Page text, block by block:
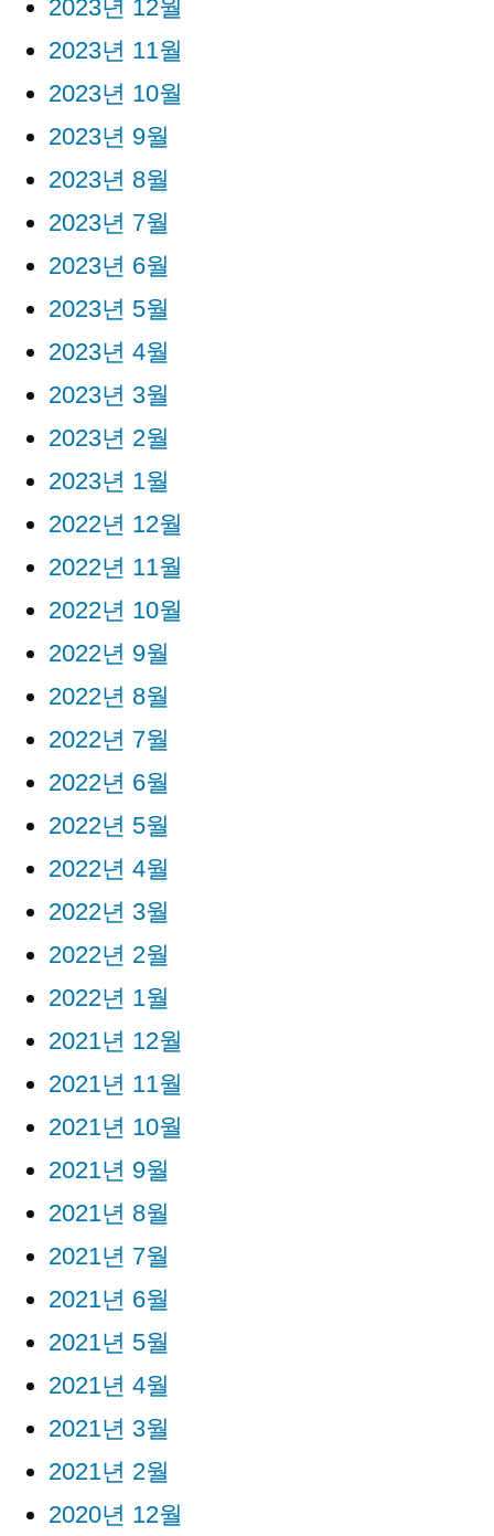
2023년 12월
2023년 11월
2023년 10월
2023년 9월
2023년 8월
2023년 7월
2023년 6월
2023년 5월
2023년 4월
2023년 3월
2023년 2월
2023년 1월
2022년 12월
2022년 11월
2022년 10월
2022년 9월
2022년 8월
2022년 7월
2022년 6월
2022년 5월
2022년 4월
2022년 3월
2022년 2월
2022년 1월
2021년 12월
2021년 11월
2021년 10월
2021년 9월
2021년 8월
2021년 7월
2021년 6월
2021년 5월
2021년 4월
2021년 3월
2021년 2월
2020년 12월